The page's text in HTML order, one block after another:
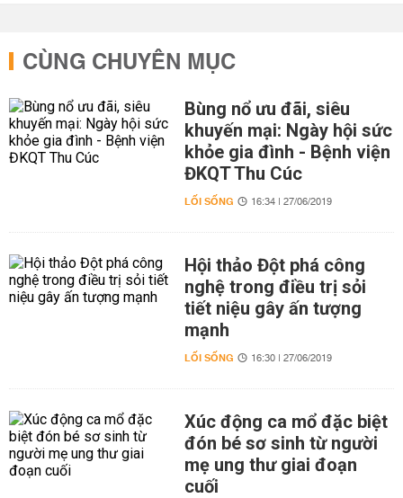
CÙNG CHUYÊN MỤC
Bùng nổ ưu đãi, siêu
khuyến mại: Ngày hội sức
khỏe gia đình - Bệnh viện
ĐKQT Thu Cúc
LỐI SỐNG 16:34 | 27/06/2019
Hội thảo Đột phá công
nghệ trong điều trị sỏi
tiết niệu gây ấn tượng
mạnh
LỐI SỐNG 16:30 | 27/06/2019
Xúc động ca mổ đặc biệt
đón bé sơ sinh từ người
mẹ ung thư giai đoạn
cuối